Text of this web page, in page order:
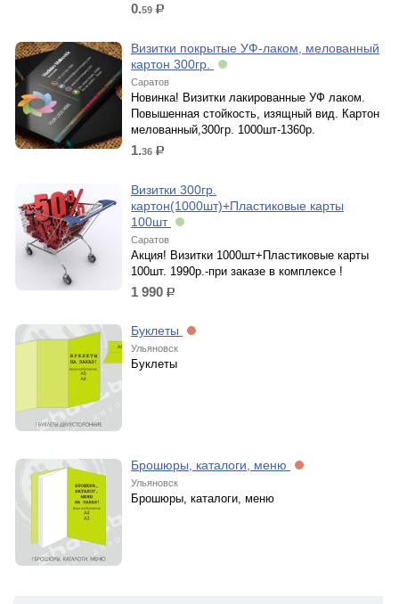
0.59 р.
Визитки покрытые УФ-лаком, мелованный
картон 300гр.
Саратов
Новинка! Визитки лакированные УФ лаком.
Повышенная стойкость, изящный вид. Картон
мелованный,300гр. 1000шт-1360р.
1.36 р.
Визитки 300гр.
картон(1000шт)+Пластиковые карты
100шт
Саратов
Акция! Визитки 1000шт+Пластиковые карты
100шт. 1990р.-при заказе в комплексе !
1 990 р.
Буклеты
Ульяновск
Буклеты
Брошюры, каталоги, меню
Ульяновск
Брошюры, каталоги, меню